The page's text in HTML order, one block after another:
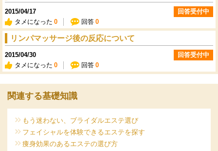
2015/04/17
タメになった 0 回答 0
回答受付中
リンパマッサージ後の反応について
2015/04/30
タメになった 0 回答 0
回答受付中
関連する基礎知識
もう迷わない、ブライダルエステ選び
フェイシャルを体験できるエステを探す
痩身効果のあるエステの選び方